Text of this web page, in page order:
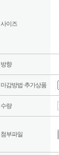
사이즈
방향
마감방법·추가상품
수량
첨부파일